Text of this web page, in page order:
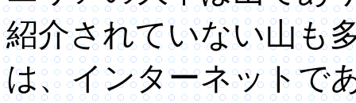
紹介されていない山も
は、インターネットで